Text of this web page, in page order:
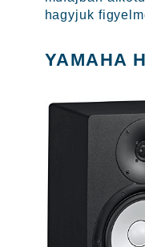
hagyjuk
YAMAHA